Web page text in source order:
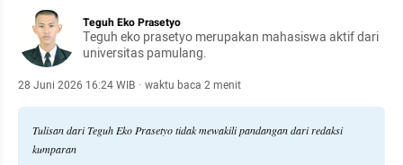
Teguh Eko Prasetyo
Teguh eko prasetyo merupakan mahasiswa aktif dari
universitas pamulang.
28 Juni 2026 16:24 WIB · waktu baca 2 menit
Tulisan dari Teguh Eko Prasetyo tidak mewakili pandangan dari redaksi
kumparan